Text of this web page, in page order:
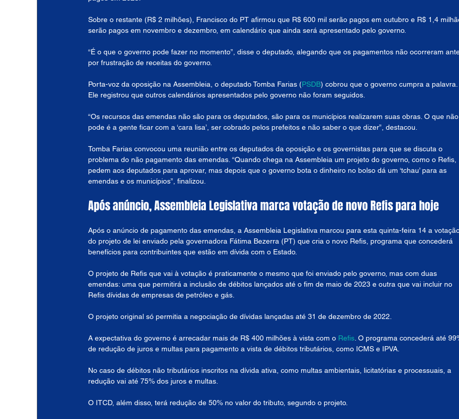
Sobre o restante (R$ 2 milhões), Francisco do PT afirmou que R$ 600 mil serão pagos em outubro e R$ 1,4
serão pagos em novembro e dezembro, em calendário que ainda será apresentado pelo governo.
“É o que o governo pode fazer no momento”, disse o deputado, alegando que os pagamentos não ocorreram
por frustração de receitas do governo.
Porta-voz da oposição na Assembleia, o deputado Tomba Farias (PSDB) cobrou que o governo cumpra a palavra.
Ele registrou que outros calendários apresentados pelo governo não foram seguidos.
“Os recursos das emendas não são para os deputados, são para os municípios realizarem suas obras. O que
pode é a gente ficar com a ‘cara lisa’, ser cobrado pelos prefeitos e não saber o que dizer”, destacou.
Tomba Farias convocou uma reunião entre os deputados da oposição e os governistas para que se discuta o
problema do não pagamento das emendas. “Quando chega na Assembleia um projeto do governo, como o Refis,
pedem aos deputados para aprovar, mas depois que o governo bota o dinheiro no bolso dá um ‘tchau’ para as
emendas e os municípios”, finalizou.
Após anúncio, Assembleia Legislativa marca votação de novo Refis para hoje
Após o anúncio de pagamento das emendas, a Assembleia Legislativa marcou para esta quinta-feira 14 a
do projeto de lei enviado pela governadora Fátima Bezerra (PT) que cria o novo Refis, programa que concederá
benefícios para contribuintes que estão em dívida com o Estado.
O projeto de Refis que vai à votação é praticamente o mesmo que foi enviado pelo governo, mas com duas
emendas: uma que permitirá a inclusão de débitos lançados até o fim de maio de 2023 e outra que vai incluir no
Refis dívidas de empresas de petróleo e gás.
O projeto original só permitia a negociação de dívidas lançadas até 31 de dezembro de 2022.
A expectativa do governo é arrecadar mais de R$ 400 milhões à vista com o Refis . O programa concederá até
de redução de juros e multas para pagamento a vista de débitos tributários, como ICMS e IPVA.
No caso de débitos não tributários inscritos na dívida ativa, como multas ambientais, licitatórias e processuais, a
redução vai até 75% dos juros e multas.
O ITCD, além disso, terá redução de 50% no valor do tributo, segundo o projeto.